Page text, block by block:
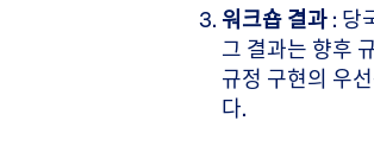
워크숍 결과 : 당
그 결과는 향후
규정 구현의 우
다.